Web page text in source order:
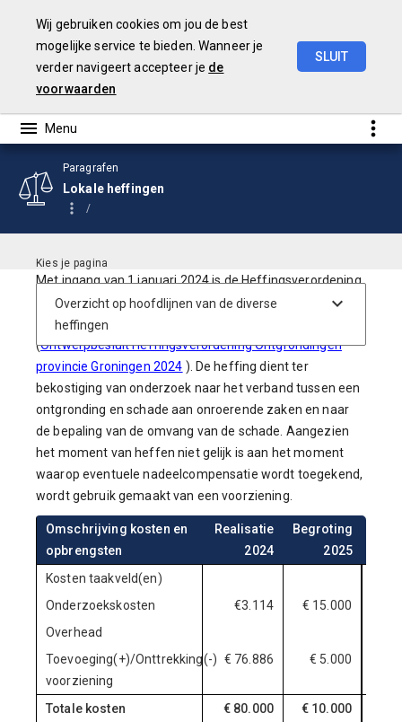
Wij gebruiken cookies om jou de best
mogelijke service te bieden. Wanneer je
verder navigeert accepteer je de
voorwaarden
SLUIT
Paragrafen
Lokale heffingen
Met ingang van 1 januari 2024 is de Heffingsverordening
ontgrondingen provincie Groningen 2024 van kracht
geworden. Deze is vastgesteld op 20 december 2023
(Ontwerpbesluit Heffingsverordening Ontgrondingen
provincie Groningen 2024 ). De heffing dient ter
bekostiging van onderzoek naar het verband tussen een
ontgronding en schade aan onroerende zaken en naar
de bepaling van de omvang van de schade. Aangezien
het moment van heffen niet gelijk is aan het moment
waarop eventuele nadeelcompensatie wordt toegekend,
wordt gebruik gemaakt van een voorziening.
Omschrijving kosten en
opbrengsten
Realisatie
2024
Begroting
2025
Kosten taakveld(en)
Onderzoekskosten
€3.114 € 15.000
Overhead
Toevoeging(+)/Onttrekking(-)
voorziening
€ 76.886 € 5.000
Totale kosten € 80.000 € 10.000